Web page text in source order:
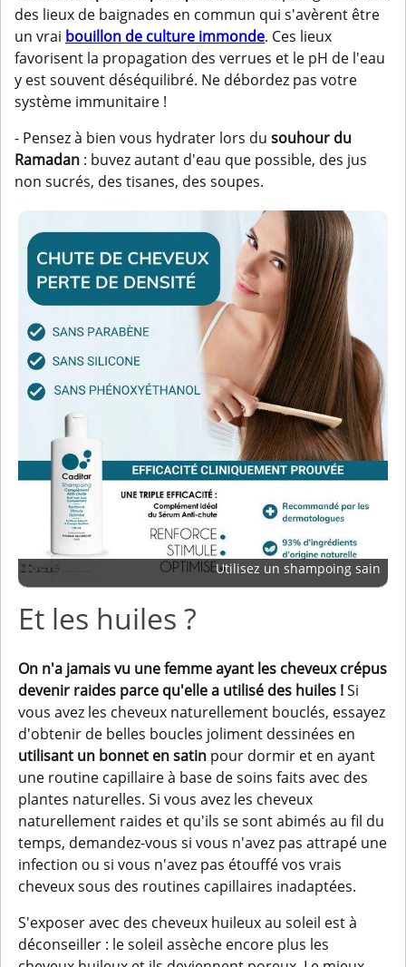
des lieux de baignades en commun qui s'avèrent être
un vrai bouillon de culture immonde. Ces lieux
favorisent la propagation des verrues et le pH de l'eau
y est souvent déséquilibré. Ne débordez pas votre
système immunitaire !
- Pensez à bien vous hydrater lors du souhour du
Ramadan : buvez autant d'eau que possible, des jus
non sucrés, des tisanes, des soupes.
Utilisez un shampoing sain
Et les huiles ?
On n'a jamais vu une femme ayant les cheveux crépus
devenir raides parce qu'elle a utilisé des huiles !Si
vous avez les cheveux naturellement bouclés, essayez
d'obtenir de belles boucles joliment dessinées en
utilisant un bonnet en satin pour dormir et en ayant
une routine capillaire à base de soins faits avec des
plantes naturelles. Si vous avez les cheveux
naturellement raides et qu'ils se sont abimés au fil du
temps, demandez-vous si vous n'avez pas attrapé une
infection ou si vous n'avez pas étouffé vos vrais
cheveux sous des routines capillaires inadaptées.
S'exposer avec des cheveux huileux au soleil est à
déconseiller : le soleil assèche encore plus les